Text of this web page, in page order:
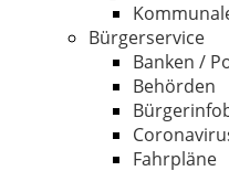
Bürgerservice
Banken /
Behörden
Fahrpläne